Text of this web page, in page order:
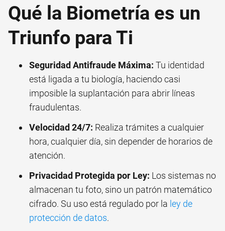
Qué la Biometría es un
Triunfo para Ti
Seguridad Antifraude Máxima: Tu identidad
está ligada a tu biología, haciendo casi
imposible la suplantación para abrir líneas
fraudulentas.
Velocidad 24/7: Realiza trámites a cualquier
hora, cualquier día, sin depender de horarios de
atención.
Privacidad Protegida por Ley: Los sistemas no
almacenan tu foto, sino un patrón matemático
cifrado. Su uso está regulado por la ley de
protección de datos.